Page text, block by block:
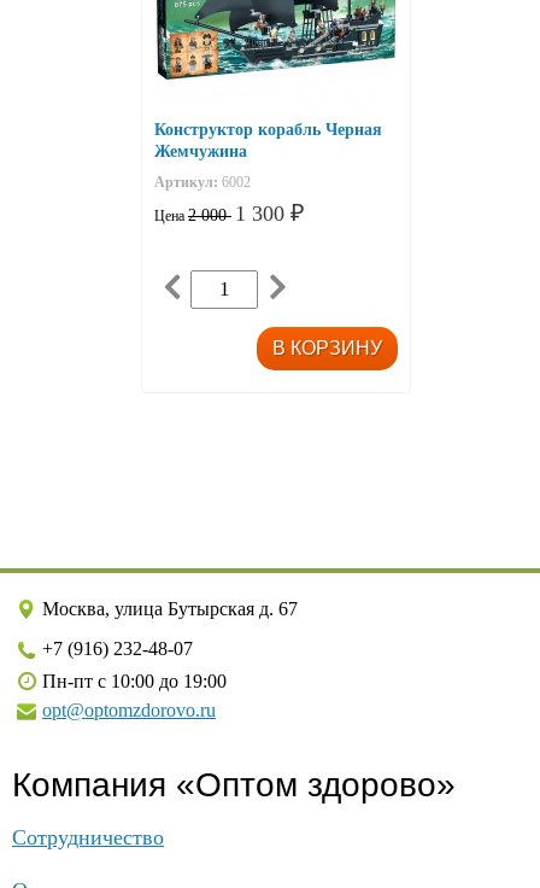
Конструктор корабль Черная
Жемчужина
Артикул: 6002
Цена 2 000 1 300 ₽
Москва, улица Бутырская д. 67
+7 (916) 232-48-07
Пн-пт с 10:00 до 19:00
opt@optomzdorovo.ru
Компания «Оптом здорово»
Сотрудничество